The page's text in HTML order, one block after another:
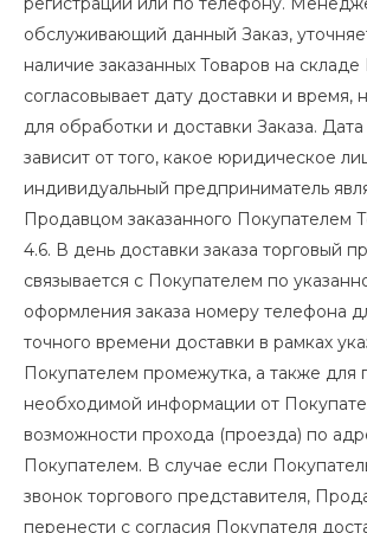
обслуживающий данный Заказ,
наличие заказанных Товаров на
согласовывает дату доставки и время,
для обработки и доставки Заказа.
зависит от того, какое юридическое
индивидуальный предприниматель
Продавцом заказанного Покупателем
4.6. В день доставки заказа торговый
связывается с Покупателем по
оформления заказа номеру телефона
точного времени доставки в рамках
Покупателем промежутка, а также для
необходимой информации от
возможности прохода (проезда) по
Покупателем. В случае если
звонок торгового представителя,
перенести с согласия Покупателя